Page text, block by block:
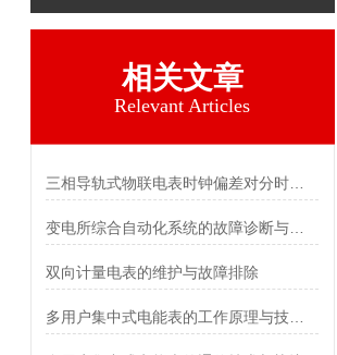
相关文章
Relevant Articles
双向计量电表的维护与故障排除